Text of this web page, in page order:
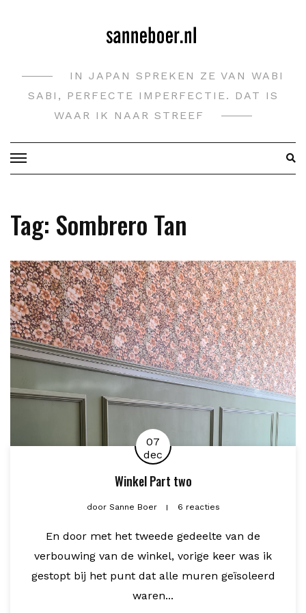
IN JAPAN SPREKEN ZE VAN WABI
SABI, PERFECTE IMPERFECTIE. DAT IS
WAAR IK NAAR STREEF
Tag: Sombrero Tan
07
dec
Winkel Part two
doorSanne Boer 6 reacties
En door met het tweede gedeelte van de
verbouwing van de winkel, vorige keer was ik
gestopt bij het punt dat alle muren geïsoleerd
waren...